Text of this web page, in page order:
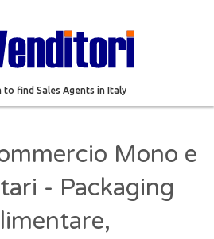
find Sales Agents in Italy
Mono e
- Packaging